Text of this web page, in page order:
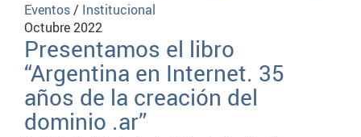
Eventos/ Institucional
Octubre 2022
Presentamos el libro
“Argentina en Internet. 35
años de la creación del
dominio .ar”